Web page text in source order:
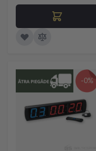
-0%